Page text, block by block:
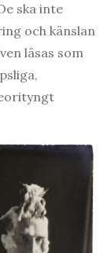
ska inte
och känslan
läsas som